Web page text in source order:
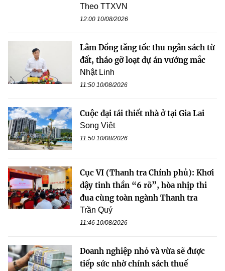
Theo TTXVN
12:00 10/08/2026
Lâm Đồng tăng tốc thu ngân sách từ
đất, tháo gỡ loạt dự án vướng mắc
Nhật Linh
11:50 10/08/2026
Cuộc đại tái thiết nhà ở tại Gia Lai
Song Việt
11:50 10/08/2026
Cục VI (Thanh tra Chính phủ): Khơi
dậy tinh thần “6 rõ”, hòa nhịp thi
đua cùng toàn ngành Thanh tra
Trần Quý
11:46 10/08/2026
Doanh nghiệp nhỏ và vừa sẽ được
tiếp sức nhờ chính sách thuế